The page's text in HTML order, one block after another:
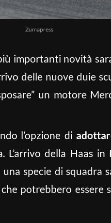
Zumapress
importanti novità
delle nuove duie
un motore
l’opzione di
L’arrivo della Haas
specie di squadra
potrebbero essere